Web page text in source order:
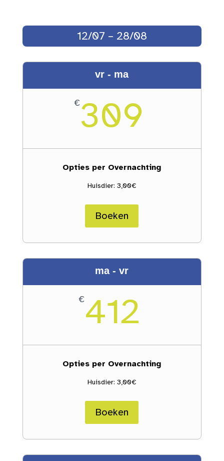
12/07 – 28/08
vr - ma
€309
Opties per Overnachting
Huisdier: 3,00€
Boeken
ma - vr
€412
Opties per Overnachting
Huisdier: 3,00€
Boeken